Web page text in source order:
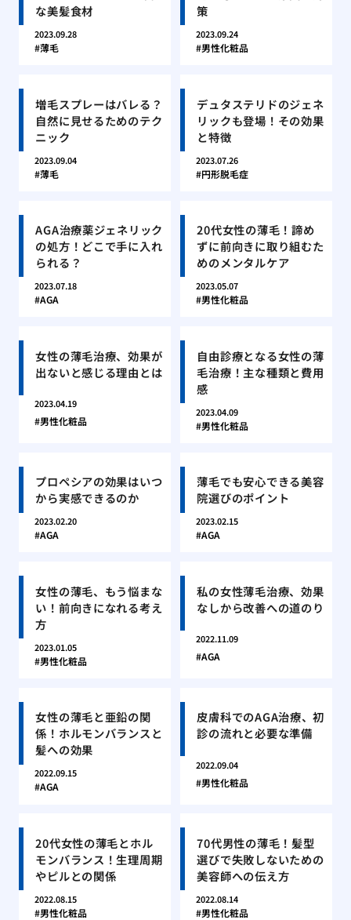
な美髪食材
2023.09.28
薄毛
策
2023.09.24
男性化粧品
増毛スプレーはバレる？
自然に見せるためのテク
ニック
2023.09.04
薄毛
デュタステリドのジェネ
リックも登場！その効果
と特徴
2023.07.26
円形脱毛症
AGA治療薬ジェネリック
の処方！どこで手に入れ
られる？
2023.07.18
AGA
20代女性の薄毛！諦め
ずに前向きに取り組むた
めのメンタルケア
2023.05.07
男性化粧品
女性の薄毛治療、効果が
出ないと感じる理由とは
2023.04.19
男性化粧品
自由診療となる女性の薄
毛治療！主な種類と費用
感
2023.04.09
男性化粧品
プロペシアの効果はいつ
から実感できるのか
2023.02.20
AGA
薄毛でも安心できる美容
院選びのポイント
2023.02.15
AGA
女性の薄毛、もう悩まな
い！前向きになれる考え
方
2023.01.05
男性化粧品
私の女性薄毛治療、効果
なしから改善への道のり
2022.11.09
AGA
女性の薄毛と亜鉛の関
係！ホルモンバランスと
髪への効果
2022.09.15
AGA
皮膚科でのAGA治療、初
診の流れと必要な準備
2022.09.04
男性化粧品
20代女性の薄毛とホル
モンバランス！生理周期
やピルとの関係
2022.08.15
男性化粧品
70代男性の薄毛！髪型
選びで失敗しないための
美容師への伝え方
2022.08.14
男性化粧品